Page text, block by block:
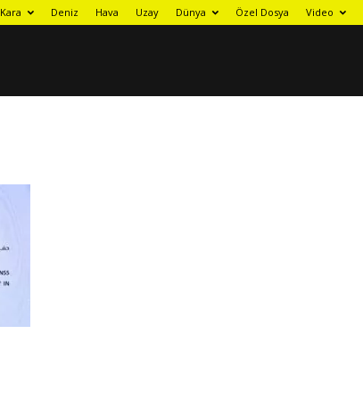
Kara Deniz Hava Uzay Dünya Özel Dosya Video